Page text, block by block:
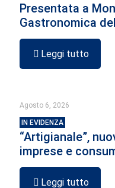
Presentata a
Gastronomica
Leggi tutto
Agosto 6, 2026
IN EVIDENZA
“Artigianale”,
imprese e
Leggi tutto